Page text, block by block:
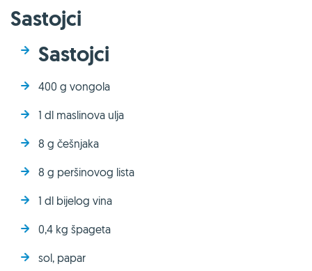
Sastojci
Sastojci
400 g vongola
1 dl maslinova ulja
8 g češnjaka
8 g peršinovog lista
1 dl bijelog vina
0,4 kg špageta
sol, papar